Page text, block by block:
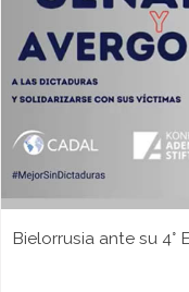
Bielorrusia ante su 4°